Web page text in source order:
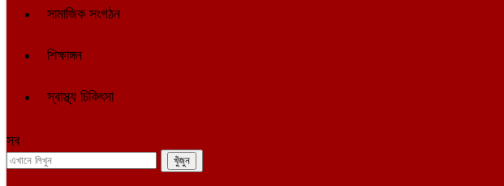
সামাজিক সংগঠন
শিক্ষাঙ্গন
স্বাস্থ্য চিকিৎসা
সব